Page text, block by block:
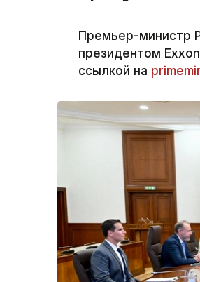
Премьер-министр
президентом
ссылкой на